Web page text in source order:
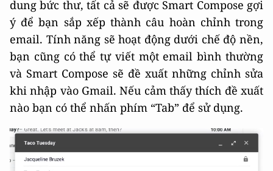
dung bức thư, tất cả sẽ được Smart Compose gợi
ý để bạn sắp xếp thành câu hoàn chỉnh trong
email. Tính năng sẽ hoạt động dưới chế độ nền,
bạn cũng có thể tự viết một email bình thường
và Smart Compose sẽ đề xuất những chỉnh sửa
khi nhập vào Gmail. Nếu cảm thấy thích đề xuất
nào bạn có thể nhấn phím “Tab” để sử dụng.